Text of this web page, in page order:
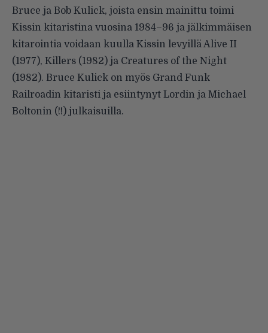
Bruce ja Bob Kulick, joista ensin mainittu toimi
Kissin kitaristina vuosina 1984–96 ja jälkimmäisen
kitarointia voidaan kuulla Kissin levyillä Alive II
(1977), Killers (1982) ja Creatures of the Night
(1982). Bruce Kulick on myös Grand Funk
Railroadin kitaristi ja esiintynyt Lordin ja Michael
Boltonin (!!) julkaisuilla.